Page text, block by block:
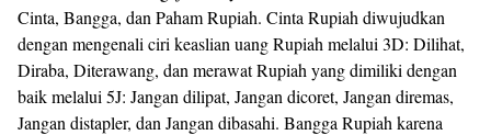
Cinta, Bangga, dan Paham Rupiah. Cinta Rupiah diwujudkan
dengan mengenali ciri keaslian uang Rupiah melalui 3D: Dilihat,
Diraba, Diterawang, dan merawat Rupiah yang dimiliki dengan
baik melalui 5J: Jangan dilipat, Jangan dicoret, Jangan diremas,
Jangan distapler, dan Jangan dibasahi. Bangga Rupiah karena